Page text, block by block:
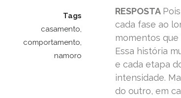
RESPOSTA
cada fase ao
momentos
Essa história
e cada etapa
intensidade.
do outro, em
Tags
casamento,
comportamento,
namoro